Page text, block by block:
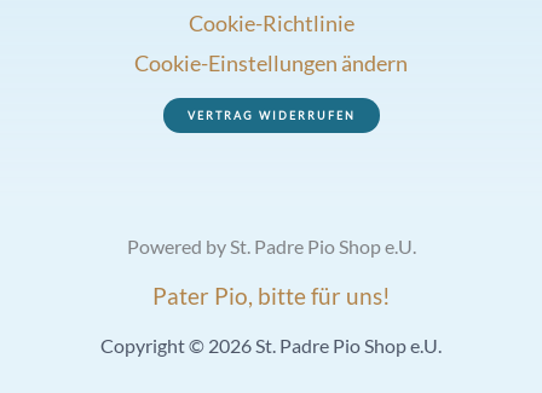
Cookie-Richtlinie
Cookie-Einstellungen ändern
VERTRAG WIDERRUFEN
Powered by St. Padre Pio Shop e.U.
Pater Pio, bitte für uns!
Copyright © 2026 St. Padre Pio Shop e.U.